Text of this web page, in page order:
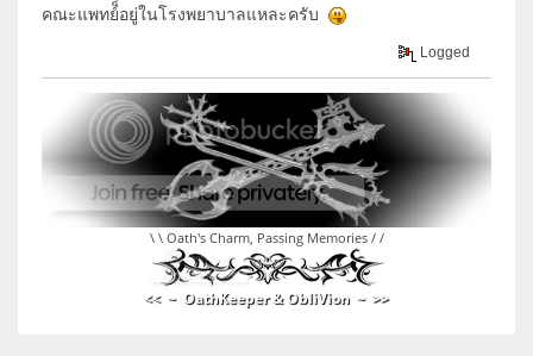
คณะแพทย์็อยู่ในโรงพยาบาลแหละครับ
Logged
\ \ Oath's Charm, Passing Memories / /
<< ~ OathKeeper & ObliVion ~ >>